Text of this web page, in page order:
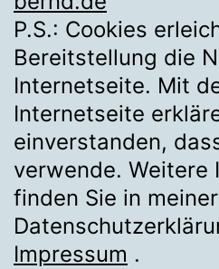
P.S.: Cookies
Bereitstellung die
Internetseite. Mit
Internetseite
einverstanden,
verwende. Weitere
finden Sie in meiner
Impressum .